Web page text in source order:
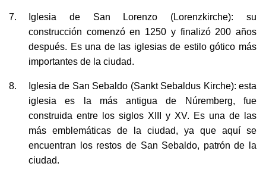
Iglesia de San Lorenzo (Lorenzkirche): su
construcción comenzó en 1250 y finalizó 200 años
después. Es una de las iglesias de estilo gótico más
importantes de la ciudad.
Iglesia de San Sebaldo (Sankt Sebaldus Kirche): esta
iglesia es la más antigua de Núremberg, fue
construida entre los siglos XIII y XV. Es una de las
más emblemáticas de la ciudad, ya que aquí se
encuentran los restos de San Sebaldo, patrón de la
ciudad.